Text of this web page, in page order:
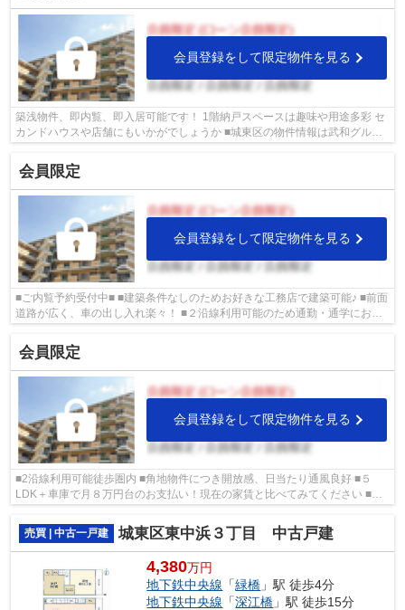
会員登録をして限定物件を見る
築浅物件、即内覧、即入居可能です！ 1階納戸スペースは趣味や用途多彩 セ
カンドハウスや店舗にもいかがでしょうか ■城東区の物件情報は武和グルー
会員限定
会員登録をして限定物件を見る
■ご内覧予約受付中■ ■建築条件なしのためお好きな工務店で建築可能♪ ■前面
道路が広く、車の出し入れ楽々！ ■２沿線利用可能のため通勤・通学におす
すめ♪ ■その他、ポータルサイト掲載...
会員限定
会員登録をして限定物件を見る
■2沿線利用可能徒歩圏内 ■角地物件につき開放感、日当たり通風良好 ■５
LDK＋車庫で月８万円台のお支払い！現在の家賃と比べてみてください ■買
い物施設も徒歩圏内 ■城東区の物件情報は...
売買 | 中古一戸建
城東区東中浜３丁目 中古戸建
4,380万円
地下鉄中央線 「緑橋 」駅 徒歩4分
地下鉄中央線 「深江橋 」駅 徒歩15分